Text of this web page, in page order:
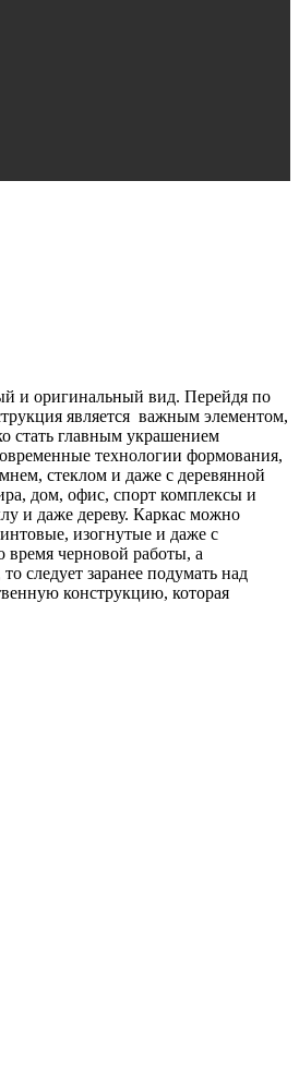
и оригинальный вид. Перейдя по
является важным элементом,
стать главным украшением
технологии формования,
стеклом и даже с деревянной
дом, офис, спорт комплексы и
и даже дереву. Каркас можно
изогнутые и даже с
время черновой работы, а
следует заранее подумать над
конструкцию, которая